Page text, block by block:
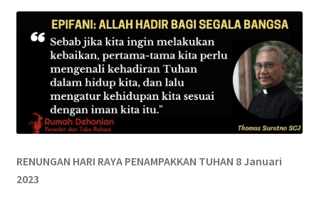
Kontak
Pengiriman
Print on Demand
Selamat Datang
Special Offer!
RENUNGAN HARI RAYA PENAMPAKKAN TUHAN 8 Januari
2023